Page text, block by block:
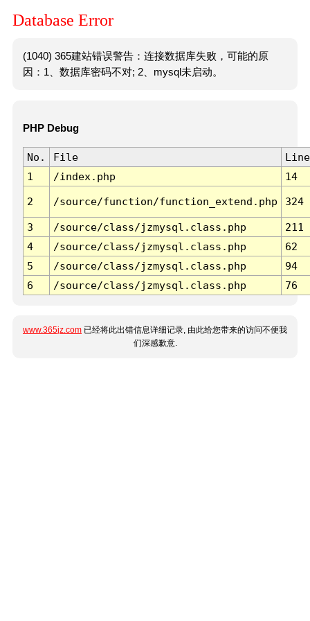
Database Error
(1040) 365建站错误警告：连接数据库失败，可能的原
因：1、数据库密码不对; 2、mysql未启动。
PHP Debug
No. File
Line
1
/index.php 14
2 /source/function/function_extend.php 324
3 /source/class/jzmysql.class.php
211
4
/source/class/jzmysql.class.php
62
5
/source/class/jzmysql.class.php
94
6
/source/class/jzmysql.class.php 76
www.365jz.com 已经将此出错信息详细记录, 由此给您带来的访问不便我
们深感歉意.